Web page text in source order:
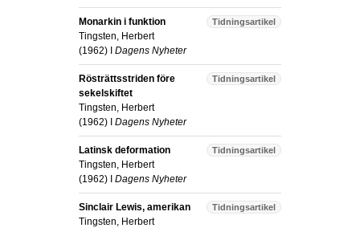
Tidningsartikel
Monarkin i funktion
Tingsten, Herbert
(1962) I Dagens Nyheter
Tidningsartikel
Rösträttsstriden före
sekelskiftet
Tingsten, Herbert
(1962) I Dagens Nyheter
Tidningsartikel
Latinsk deformation
Tingsten, Herbert
(1962) I Dagens Nyheter
Tidningsartikel
Sinclair Lewis, amerikan
Tingsten, Herbert